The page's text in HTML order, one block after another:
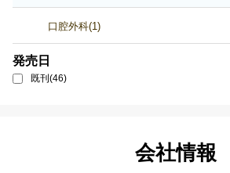
口腔外科(1)
発売日
既刊(46)
会社情報